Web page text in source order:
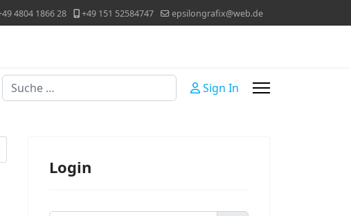
4804 1866 28 +49 151 52584747 epsilongrafix@web.de
Suchen Sign In
Login